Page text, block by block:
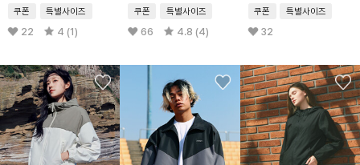
쿠폰 특별사이즈
22 4 (1)
쿠폰 특별사이즈
66 4.8 (4)
쿠폰 특별사이즈
32